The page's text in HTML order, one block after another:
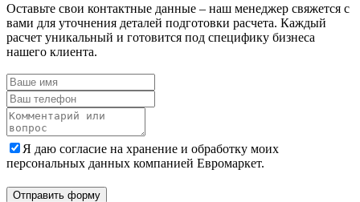
Оставьте свои контактные данные – наш менеджер свяжется с
вами для уточнения деталей подготовки расчета. Каждый
расчет уникальный и готовится под специфику бизнеса
нашего клиента.
Я даю согласие на хранение и обработку моих
персональных данных компанией Евромаркет.
Отправить форму